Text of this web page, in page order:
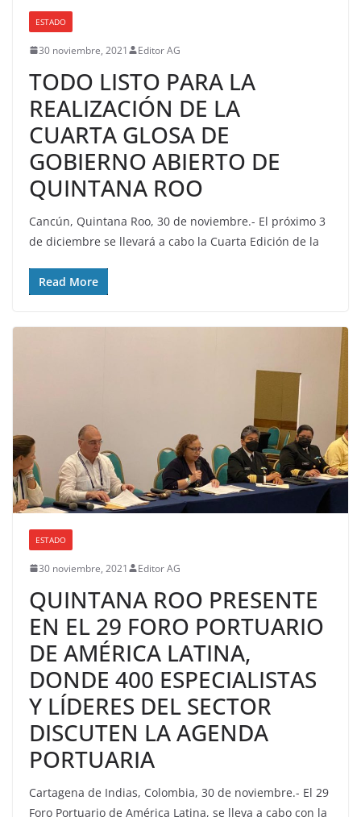
ESTADO
30 noviembre, 2021 Editor AG
TODO LISTO PARA LA
REALIZACIÓN DE LA
CUARTA GLOSA DE
GOBIERNO ABIERTO DE
QUINTANA ROO
Cancún, Quintana Roo, 30 de noviembre.- El próximo 3
de diciembre se llevará a cabo la Cuarta Edición de la
Read More
ESTADO
30 noviembre, 2021 Editor AG
QUINTANA ROO PRESENTE
EN EL 29 FORO PORTUARIO
DE AMÉRICA LATINA,
DONDE 400 ESPECIALISTAS
Y LÍDERES DEL SECTOR
DISCUTEN LA AGENDA
PORTUARIA
Cartagena de Indias, Colombia, 30 de noviembre.- El 29
Foro Portuario de América Latina, se lleva a cabo con la